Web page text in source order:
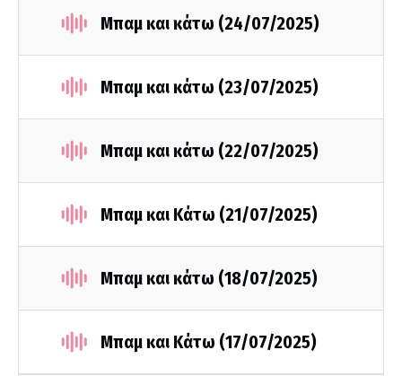
Μπαμ και κάτω (24/07/2025)
Μπαμ και κάτω (23/07/2025)
Μπαμ και κάτω (22/07/2025)
Μπαμ και Κάτω (21/07/2025)
Μπαμ και κάτω (18/07/2025)
Μπαμ και Κάτω (17/07/2025)